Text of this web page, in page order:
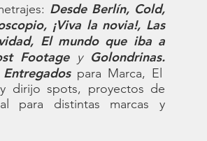
Desde Berlín, Cold,
¡Viva la novia!, Las
El mundo que iba a
Footage yGolondrinas.
Entregadospara Marca, El
dirijo spots, proyectos de
para distintas marcas y